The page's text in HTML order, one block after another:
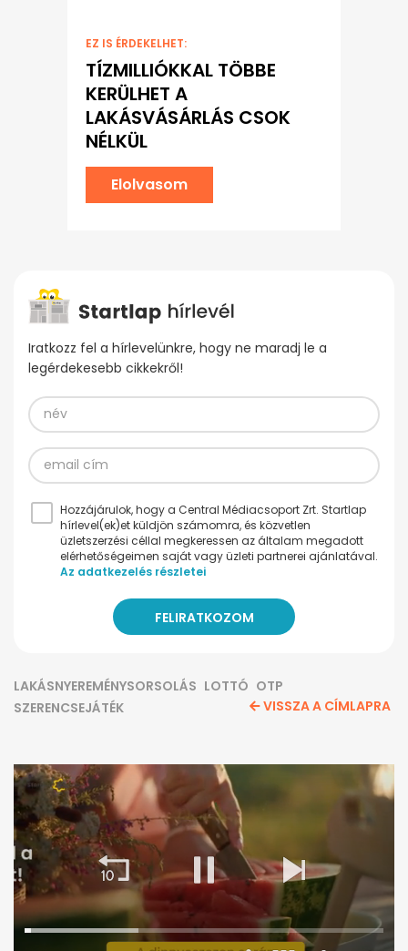
EZ IS ÉRDEKELHET:
TÍZMILLIÓKKAL TÖBBE
KERÜLHET A
LAKÁSVÁSÁRLÁS CSOK
NÉLKÜL
Elolvasom
Iratkozz fel a hírlevelünkre, hogy ne maradj le a
legérdekesebb cikkekről!
Hozzájárulok, hogy a Central Médiacsoport Zrt. Startlap
hírlevel(ek)et küldjön számomra, és közvetlen
üzletszerzési céllal megkeressen az általam megadott
elérhetőségeimen saját vagy üzleti partnerei ajánlatával.
Az adatkezelés részletei
LAKÁSNYEREMÉNYSORSOLÁS LOTTÓ OTP
SZERENCSEJÁTÉK
VISSZA A CÍMLAPRA